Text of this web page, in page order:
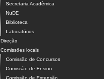
Secretaria Acadêmica
NuDE
Biblioteca
Laboratórios
Direção
Comissões locais
Comissão de Concursos
Comissão de Ensino
Comissão de Extensão